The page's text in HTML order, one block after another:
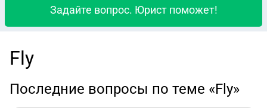
Задайте вопрос. Юрист поможет!
Fly
Последние вопросы по теме «Fly»